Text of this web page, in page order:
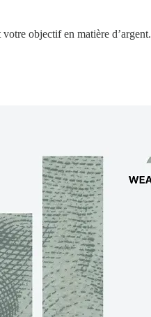
objectif en matière d’argent.